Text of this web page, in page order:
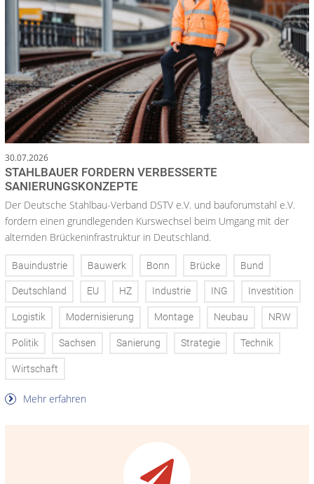
30.07.2026
STAHLBAUER FORDERN VERBESSERTE
SANIERUNGSKONZEPTE
Der Deutsche Stahlbau-Verband DSTV e.V. und bauforumstahl e.V.
fordern einen grundlegenden Kurswechsel beim Umgang mit der
alternden Brückeninfrastruktur in Deutschland.
Bauindustrie Bauwerk Bonn Brücke Bund
Deutschland EU HZ Industrie ING Investition
Logistik Modernisierung Montage Neubau NRW
Politik Sachsen Sanierung Strategie Technik
Wirtschaft
Mehr erfahren